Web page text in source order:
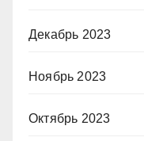
Декабрь 2023
Ноябрь 2023
Октябрь 2023